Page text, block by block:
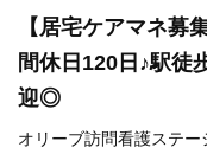
【居宅ケアマネ
間休日120日♪駅徒
迎◎
オリーブ訪問看護ステー